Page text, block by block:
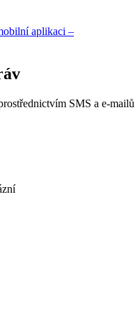
aplikaci –
SMS a e-mailů